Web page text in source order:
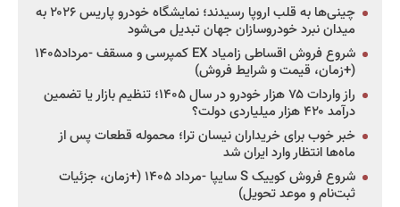
چینی‌ها به قلب اروپا رسیدند؛ نمایشگاه خودرو پاریس ۲۰۲۶ به
میدان نبرد خودروسازان جهان تبدیل می‌شود
شروع فروش اقساطی زامیاد EX کمپرسی و مسقف -مرداد۱۴۰۵
(+زمان، قیمت و شرایط فروش)
راز واردات ۷۵ هزار خودرو در سال ۱۴۰۵؛ تنظیم بازار یا تضمین
درآمد ۴۲۰ هزار میلیاردی دولت؟
خبر خوب برای خریداران نیسان ترا؛ محموله قطعات پس از
ماه‌ها انتظار وارد ایران شد
شروع فروش کوییک S سایپا -مرداد ۱۴۰۵ (+زمان، جزئیات
ثبت‌نام و موعد تحویل)